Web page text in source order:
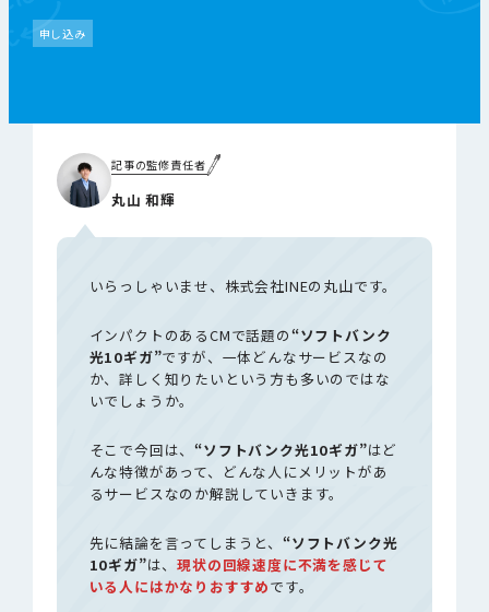
申し込み
記事の監修責任者
丸山 和輝
いらっしゃいませ、株式会社INEの丸山です。
インパクトのあるCMで話題の“ソフトバンク
光10ギガ”ですが、一体どんなサービスなの
か、詳しく知りたいという方も多いのではな
いでしょうか。
そこで今回は、“ソフトバンク光10ギガ”はど
んな特徴があって、どんな人にメリットがあ
るサービスなのか解説していきます。
先に結論を言ってしまうと、 “ソフトバンク光
10ギガ”は、現状の回線速度に不満を感じて
いる人にはかなりおすすめです。